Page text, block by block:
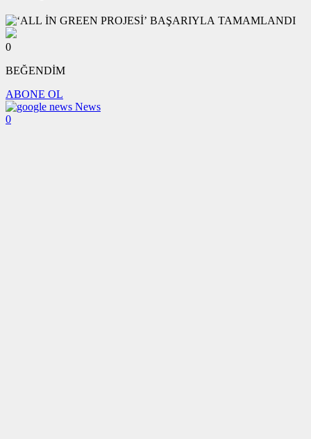
0
BEĞENDİM
ABONE OL
News
0